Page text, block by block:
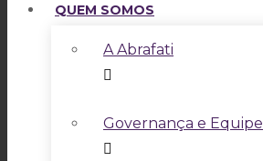
QUEM SOMOS
A Abrafati
Governança e Equipe